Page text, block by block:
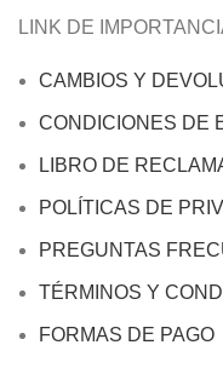
LINK DE
CAMBIOS Y
CONDICIONES DE
LIBRO DE
POLÍTICAS DE
PREGUNTAS
TÉRMINOS Y
FORMAS DE PAGO